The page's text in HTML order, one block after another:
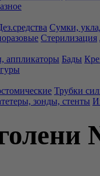
Сумки,
Стерилизация
аппликаторы Бады
Трубки
зонды, стенты